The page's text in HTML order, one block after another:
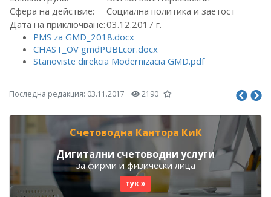
Сфера на действие:
Социална политика и заетост
Дата на приключване:03.12.2017 г.
PMS za GMD_2018.docx
CHAST_OV gmdPUBLcor.docx
Stanoviste direkcia Modernizacia GMD.pdf
Последна редакция: 03.11.2017 2190
Счетоводна Кантора КиК
Дигитални счетоводни услуги
за фирми и физически лица
тук »